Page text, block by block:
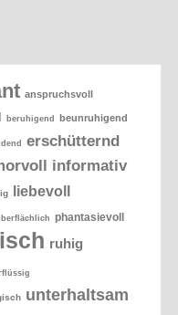
anspruchsvoll
beruhigend beunruhigend
erschütternd
informativ
liebevoll
phantasievoll
ruhig
unterhaltsam